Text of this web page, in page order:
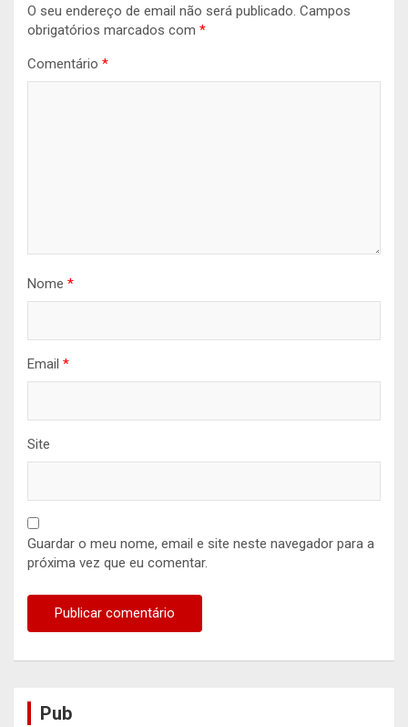
O seu endereço de email não será publicado. Campos
obrigatórios marcados com *
Comentário *
Nome *
Email *
Site
Guardar o meu nome, email e site neste navegador para a
próxima vez que eu comentar.
Pub